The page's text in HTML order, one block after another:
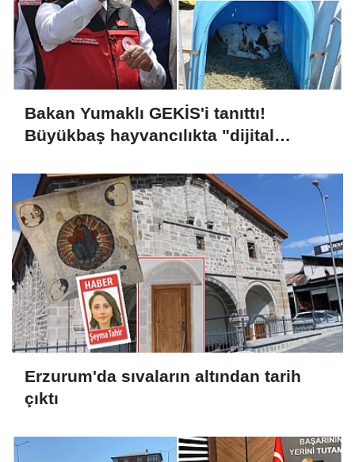
Bakan Yumaklı GEKİS'i tanıttı!
Büyükbaş hayvancılıkta "dijital
Erzurum'da sıvaların altından tarih
çıktı